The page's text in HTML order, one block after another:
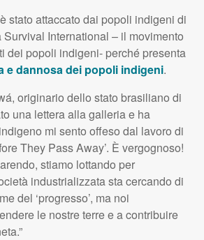
stato attaccato dai popoli indigeni di
Survival International – il movimento
dei popoli indigeni- perché presenta
e dannosa dei popoli indigeni.
originario dello stato brasiliano di
una lettera alla galleria e ha
mi sento offeso dal lavoro di
They Pass Away’. È vergognoso!
stiamo lottando per
industrializzata sta cercando di
del ‘progresso’, ma noi
le nostre terre e a contribuire